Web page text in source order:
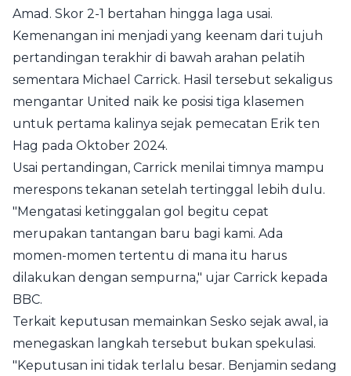
Amad. Skor 2-1 bertahan hingga laga usai.
Kemenangan ini menjadi yang keenam dari tujuh
pertandingan terakhir di bawah arahan pelatih
sementara Michael Carrick. Hasil tersebut sekaligus
mengantar United naik ke posisi tiga klasemen
untuk pertama kalinya sejak pemecatan Erik ten
Hag pada Oktober 2024.
Usai pertandingan, Carrick menilai timnya mampu
merespons tekanan setelah tertinggal lebih dulu.
"Mengatasi ketinggalan gol begitu cepat
merupakan tantangan baru bagi kami. Ada
momen-momen tertentu di mana itu harus
dilakukan dengan sempurna," ujar Carrick kepada
BBC.
Terkait keputusan memainkan Sesko sejak awal, ia
menegaskan langkah tersebut bukan spekulasi.
"Keputusan ini tidak terlalu besar. Benjamin sedang